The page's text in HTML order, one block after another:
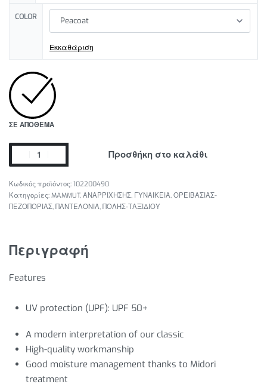
COLOR
Εκκαθάριση
ΣΕ ΑΠΌΘΕΜΑ
Προσθήκη στο καλάθι
102200490
Κατηγορίες: MAMMUT, ΑΝΑΡΡΙΧΗΣΗΣ, ΓΥΝΑΙΚΕΙΑ, ΟΡΕΙΒΑΣΙΑΣ-
ΠΕΖΟΠΟΡΙΑΣ, ΠΑΝΤΕΛΟΝΙΑ, ΠΟΛΗΣ-ΤΑΞΙΔΙΟΥ
Περιγραφή
Features
UV protection (UPF): UPF 50+
A modern interpretation of our classic
High-quality workmanship
Good moisture management thanks to Midori
treatment